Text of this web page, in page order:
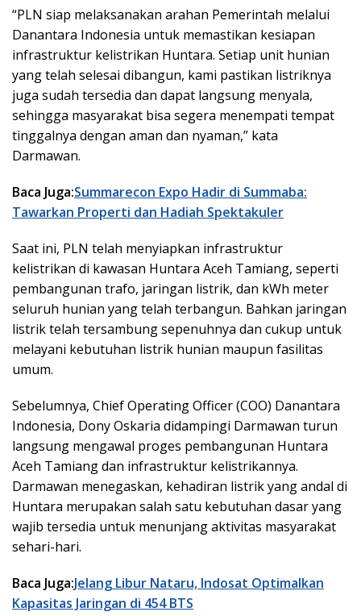
“PLN siap melaksanakan arahan Pemerintah melalui
Danantara Indonesia untuk memastikan kesiapan
infrastruktur kelistrikan Huntara. Setiap unit hunian
yang telah selesai dibangun, kami pastikan listriknya
juga sudah tersedia dan dapat langsung menyala,
sehingga masyarakat bisa segera menempati tempat
tinggalnya dengan aman dan nyaman,” kata
Darmawan.
Baca Juga:Summarecon Expo Hadir di Summaba:
Tawarkan Properti dan Hadiah Spektakuler
Saat ini, PLN telah menyiapkan infrastruktur
kelistrikan di kawasan Huntara Aceh Tamiang, seperti
pembangunan trafo, jaringan listrik, dan kWh meter
seluruh hunian yang telah terbangun. Bahkan jaringan
listrik telah tersambung sepenuhnya dan cukup untuk
melayani kebutuhan listrik hunian maupun fasilitas
umum.
Sebelumnya, Chief Operating Officer (COO) Danantara
Indonesia, Dony Oskaria didampingi Darmawan turun
langsung mengawal proges pembangunan Huntara
Aceh Tamiang dan infrastruktur kelistrikannya.
Darmawan menegaskan, kehadiran listrik yang andal di
Huntara merupakan salah satu kebutuhan dasar yang
wajib tersedia untuk menunjang aktivitas masyarakat
sehari-hari.
Baca Juga:Jelang Libur Nataru, Indosat Optimalkan
Kapasitas Jaringan di 454 BTS